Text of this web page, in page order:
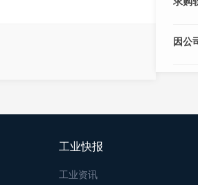
工业快报
工业资讯